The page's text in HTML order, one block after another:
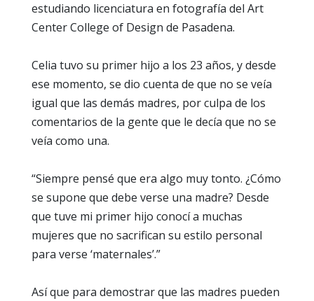
estudiando licenciatura en fotografía del Art
Center College of Design de Pasadena.
Celia tuvo su primer hijo a los 23 años, y desde
ese momento, se dio cuenta de que no se veía
igual que las demás madres, por culpa de los
comentarios de la gente que le decía que no se
veía como una.
“Siempre pensé que era algo muy tonto. ¿Cómo
se supone que debe verse una madre? Desde
que tuve mi primer hijo conocí a muchas
mujeres que no sacrifican su estilo personal
para verse ‘maternales’.”
Así que para demostrar que las madres pueden